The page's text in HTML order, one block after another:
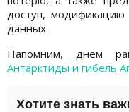
доступ, модификацию
данных.
Напомним, днем
Антарктиды и гибель
Хотите знать